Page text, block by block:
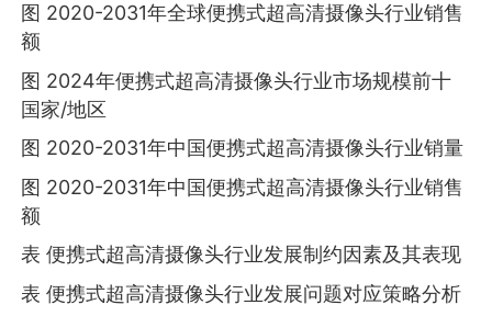
图 2020-2031年全球便携式超高清摄像头行业销售
额
图 2024年便携式超高清摄像头行业市场规模前十
国家/地区
图 2020-2031年中国便携式超高清摄像头行业销量
图 2020-2031年中国便携式超高清摄像头行业销售
额
表 便携式超高清摄像头行业发展制约因素及其表现
表 便携式超高清摄像头行业发展问题对应策略分析